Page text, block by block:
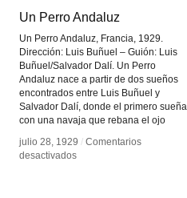
Un Perro Andaluz
Un Perro Andaluz, Francia, 1929.
Dirección: Luis Buñuel – Guión: Luis
Buñuel/Salvador Dalí. Un Perro
Andaluz nace a partir de dos sueños
encontrados entre Luis Buñuel y
Salvador Dalí, donde el primero sueña
con una navaja que rebana el ojo
julio 28, 1929 / Comentarios
desactivadosen
Un Perro Andaluz
julio 28, 1929 / Comentarios
desactivadosen